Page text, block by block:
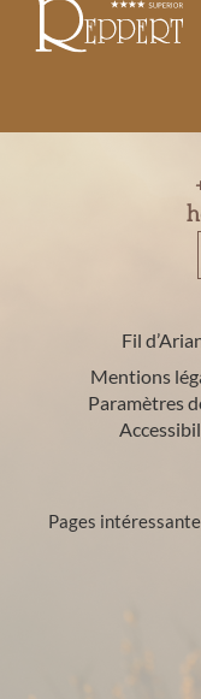
Fil
Mentions
Paramètres
Pages